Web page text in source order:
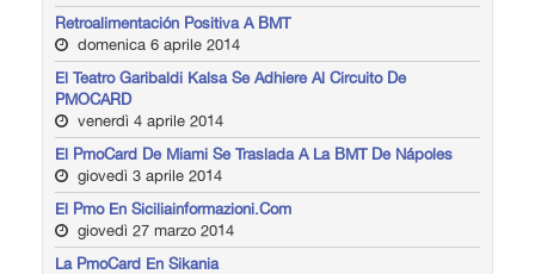
Retroalimentación Positiva A BMT
domenica 6 aprile 2014
El Teatro Garibaldi Kalsa Se Adhiere Al Circuito De
PMOCARD
venerdì 4 aprile 2014
El PmoCard De Miami Se Traslada A La BMT De Nápoles
giovedì 3 aprile 2014
El Pmo En Siciliainformazioni.com
giovedì 27 marzo 2014
La PmoCard En Sikania